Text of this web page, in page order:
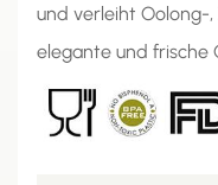
und verleiht Oolong-
elegante und frische